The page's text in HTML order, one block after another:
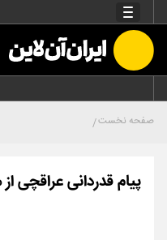
صفحه نخست
پیام قدردانی عراقچی